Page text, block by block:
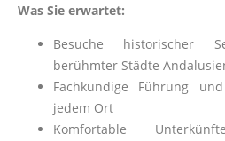
Was Sie erwartet:
Besuche historischer
berühmter Städte
Fachkundige Führung
jedem Ort
Komfortable